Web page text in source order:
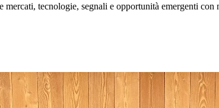
tecnologie, segnali e opportunità emergenti con